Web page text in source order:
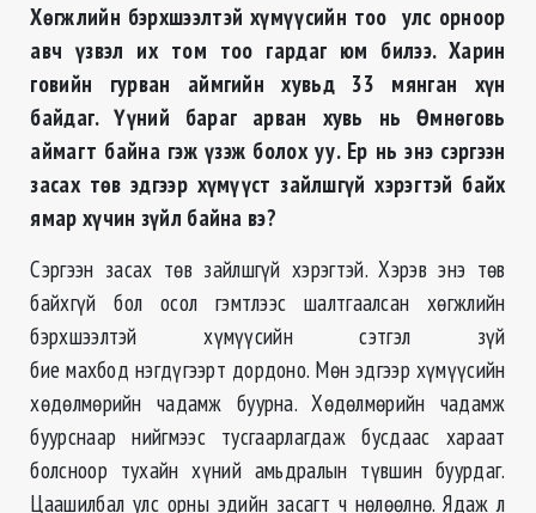
Хөгжлийн бэрхшээлтэй хүмүүсийн тоо улс орноор
авч үзвэл их том тоо гардаг юм билээ. Харин
говийн гурван аймгийн хувьд 33 мянган хүн
байдаг. Үүний бараг арван хувь нь Өмнөговь
аймагт байна гэж үзэж болох уу. Ер нь энэ сэргээн
засах төв эдгээр хүмүүст зайлшгүй хэрэгтэй байх
ямар хүчин зүйл байна вэ?
Сэргээн засах төв зайлшгүй хэрэгтэй. Хэрэв энэ төв
байхгүй бол осол гэмтлээс шалтгаалсан хөгжлийн
бэрхшээлтэй хүмүүсийн сэтгэл зүй
бие махбод нэгдүгээрт дордоно. Мөн эдгээр хүмүүсийн
хөдөлмөрийн чадамж буурна. Хөдөлмөрийн чадамж
буурснаар нийгмээс тусгаарлагдаж бусдаас хараат
болсноор тухайн хүний амьдралын түвшин буурдаг.
Цаашилбал улс орны эдийн засагт ч нөлөөлнө. Ядаж л